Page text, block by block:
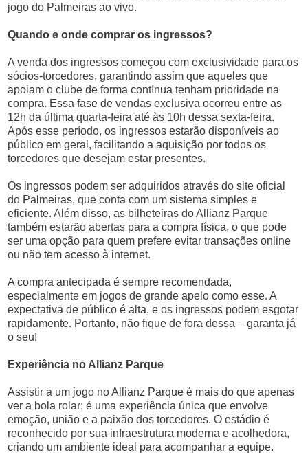
jogo do Palmeiras ao vivo.
Quando e onde comprar os ingressos?
A venda dos ingressos começou com exclusividade para os
sócios-torcedores, garantindo assim que aqueles que
apoiam o clube de forma contínua tenham prioridade na
compra. Essa fase de vendas exclusiva ocorreu entre as
12h da última quarta-feira até às 10h dessa sexta-feira.
Após esse período, os ingressos estarão disponíveis ao
público em geral, facilitando a aquisição por todos os
torcedores que desejam estar presentes.
Os ingressos podem ser adquiridos através do site oficial
do Palmeiras, que conta com um sistema simples e
eficiente. Além disso, as bilheteiras do Allianz Parque
também estarão abertas para a compra física, o que pode
ser uma opção para quem prefere evitar transações online
ou não tem acesso à internet.
A compra antecipada é sempre recomendada,
especialmente em jogos de grande apelo como esse. A
expectativa de público é alta, e os ingressos podem esgotar
rapidamente. Portanto, não fique de fora dessa – garanta já
o seu!
Experiência no Allianz Parque
Assistir a um jogo no Allianz Parque é mais do que apenas
ver a bola rolar; é uma experiência única que envolve
emoção, união e a paixão dos torcedores. O estádio é
reconhecido por sua infraestrutura moderna e acolhedora,
criando um ambiente ideal para acompanhar a equipe.